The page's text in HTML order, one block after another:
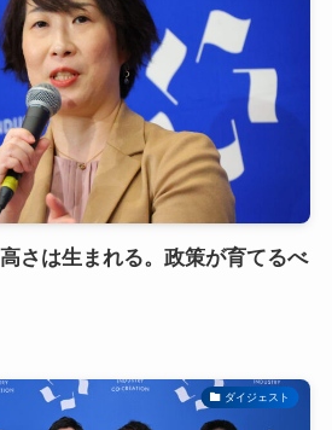
さは生まれる。政策が育てるべ
ダイジェスト